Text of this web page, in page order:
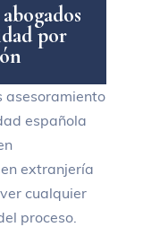
abogados
dad por
ón
asesoramiento
española
en extranjería
cualquier
proceso.